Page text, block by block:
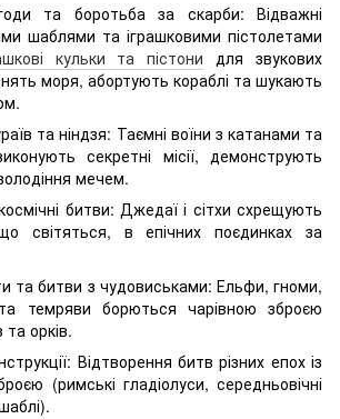
та боротьба за скарби: Відважні
шаблями та іграшковими пістолетами
кульки та пістони для звукових
моря, абортують кораблі та шукають
та ніндзя: Таємні воїни з катанами та
секретні місії, демонструють
мечем.
битви: Джедаї і сітхи схрещують
світяться, в епічних поєдинках за
та битви з чудовиськами: Ельфи, гноми,
темряви борються чарівною зброєю
орків.
Відтворення битв різних епох із
(римські гладіолуси, середньовічні